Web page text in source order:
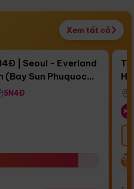
Xem tất cả
Điểm nổi bật
| Seoul - Everland
(Bay Sun Phuquoc
5N4Đ